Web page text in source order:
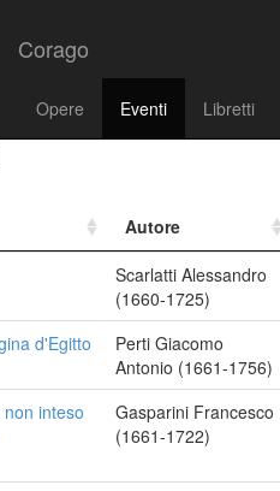
Corago
Opere Eventi Libretti
Autore
Scarlatti Alessandro
(1660-1725)
d'Egitto
Perti Giacomo
Antonio (1661-1756)
inteso
Gasparini Francesco
(1661-1722)